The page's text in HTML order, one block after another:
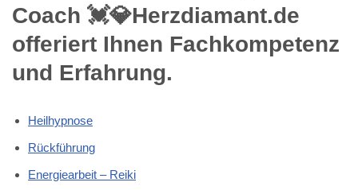
Coach 💓️💎Herzdiamant.de
offeriert Ihnen Fachkompetenz
und Erfahrung.
Heilhypnose
Rückführung
Energiearbeit – Reiki